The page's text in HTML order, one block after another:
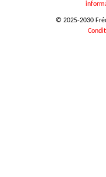
© 2025-2030